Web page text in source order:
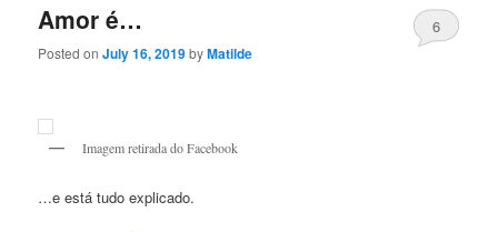
Amor é…
Posted onJuly 16, 2019byMatilde
6
Imagem retirada do Facebook
…e está tudo explicado.